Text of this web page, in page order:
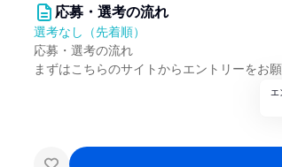
応募・選考の流れ
選考なし（先着順）
応募・選考の流れ
まずはこちらのサイトからエントリーをお願
エ